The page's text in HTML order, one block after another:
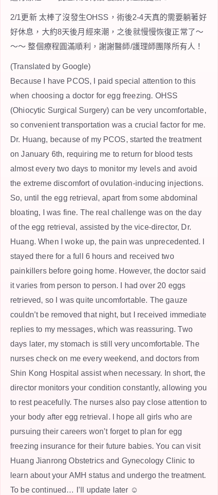
2/1更新 太棒了沒發生OHSS，術後2-4天真的需要躺著好
好休息，大約8天後月經來潮，之後就慢慢恢復正常了～
～～ 整個療程圓滿順利，謝謝醫師/護理師團隊所有人！
(Translated by Google)
Because I have PCOS, I paid special attention to this
when choosing a doctor for egg freezing. OHSS
(Ohiocytic Surgical Surgery) can be very uncomfortable,
so convenient transportation was a crucial factor for me.
Dr. Huang, because of my PCOS, started the treatment
on January 6th, requiring me to return for blood tests
almost every two days to monitor my levels and avoid
the extreme discomfort of ovulation-inducing injections.
So, until the egg retrieval, apart from some abdominal
bloating, I was fine. The real challenge was on the day
of the egg retrieval, assisted by the vice-director, Dr.
Huang. When I woke up, the pain was unprecedented. I
stayed there for a full 6 hours and received two
painkillers before going home. However, the doctor said
it varies from person to person. I had over 20 eggs
retrieved, so I was quite uncomfortable. The gauze
couldn’t be removed that night, but I received immediate
replies to my messages, which was reassuring. Two
days later, my stomach is still very uncomfortable. The
nurses check on me every weekend, and doctors from
Shin Kong Hospital assist when necessary. In short, the
director monitors your condition constantly, allowing you
to rest peacefully. The nurses also pay close attention to
your body after egg retrieval. I hope all girls who are
pursuing their careers won’t forget to plan for egg
freezing insurance for their future babies. You can visit
Huang Jianrong Obstetrics and Gynecology Clinic to
learn about your AMH status and undergo the treatment.
To be continued… I’ll update later ☺️